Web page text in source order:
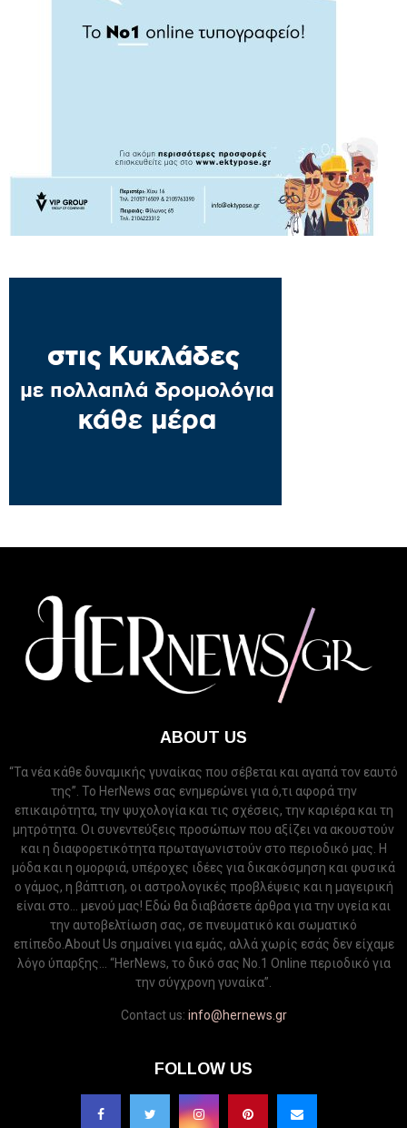
ABOUT US
“Τα νέα κάθε δυναμικής γυναίκας που σέβεται και αγαπά τον εαυτό
της”. Το HerNews σας ενημερώνει για ό,τι αφορά την
επικαιρότητα, την ψυχολογία και τις σχέσεις, την καριέρα και τη
μητρότητα. Οι συνεντεύξεις προσώπων που αξίζει να ακουστούν
και η διαφορετικότητα πρωταγωνιστούν στο περιοδικό μας. Η
μόδα και η ομορφιά, υπέροχες ιδέες για δικακόσμηση και φυσικά
ο γάμος, η βάπτιση, οι αστρολογικές προβλέψεις και η μαγειρική
είναι στο... μενού μας! Εδώ θα διαβάσετε άρθρα για την υγεία και
την αυτοβελτίωση σας, σε πνευματικό και σωματικό
επίπεδο.About Us σημαίνει για εμάς, αλλά χωρίς εσάς δεν είχαμε
λόγο ύπαρξης... “HerNews, το δικό σας Νo.1 Online περιοδικό για
την σύγχρονη γυναίκα”.
Contact us: info@hernews.gr
FOLLOW US